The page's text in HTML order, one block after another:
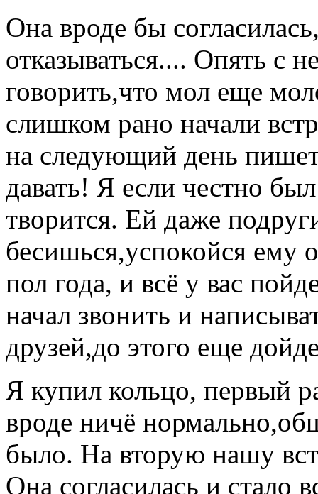
Она вроде бы
отказываться.... Опять с
говорить,что мол еще
слишком рано начали
на следующий день
давать! Я если честно
творится. Ей даже
бесишься,успокойся ему
пол года, и всё у вас
начал звонить и
друзей,до этого еще
Я купил кольцо, первый
вроде ничё
было. На вторую нашу
Она согласилась и стало